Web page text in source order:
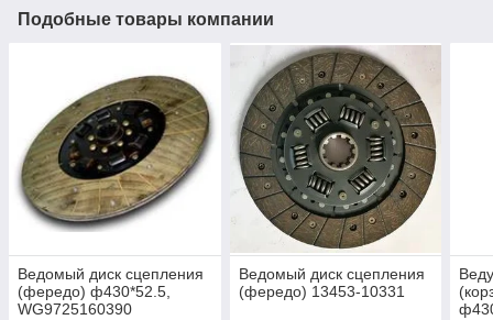
Подобные товары компании
Ведомый диск сцепления
(фередо) ф430*52.5,
WG9725160390
Ведомый диск сцепления
(фередо) 13453-10331